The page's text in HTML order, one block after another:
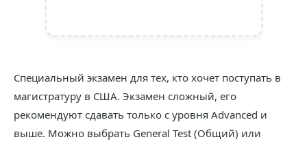
Специальный экзамен для тех, кто хочет поступать в
магистратуру в США. Экзамен сложный, его
рекомендуют сдавать только с уровня Advanced и
выше. Можно выбрать General Test (Общий) или